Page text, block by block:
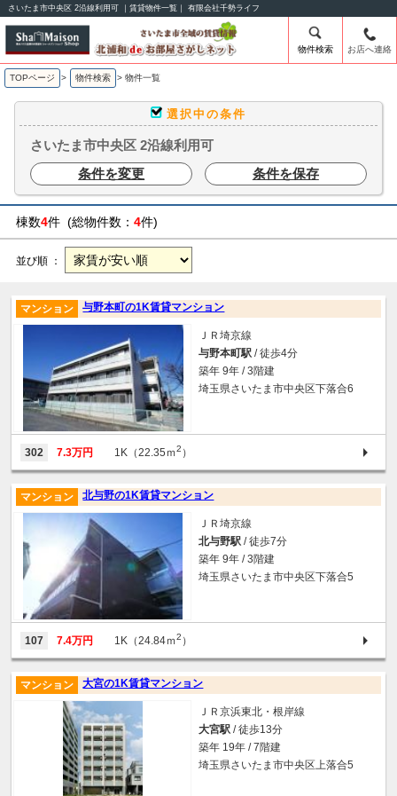
さいたま市中央区 2沿線利用可 ｜賃貸物件一覧｜ 有限会社千勢ライフ
物件検索 お店へ連絡
TOPページ > 物件検索 > 物件一覧
選択中の条件
さいたま市中央区 2沿線利用可
条件を変更
条件を保存
棟数4件 (総物件数： 4件)
並び順 ：
与野本町の1K賃貸マンション
マンション
ＪＲ埼京線
与野本町駅 / 徒歩4分
築年 9年 / 3階建
埼玉県さいたま市中央区下落合6
302 7.3万円 1K（22.35ｍ2 ）
北与野の1K賃貸マンション
マンション
ＪＲ埼京線
北与野駅 / 徒歩7分
築年 9年 / 3階建
埼玉県さいたま市中央区下落合5
107 7.4万円 1K（24.84ｍ2 ）
大宮の1K賃貸マンション
マンション
ＪＲ京浜東北・根岸線
大宮駅 / 徒歩13分
築年 19年 / 7階建
埼玉県さいたま市中央区上落合5